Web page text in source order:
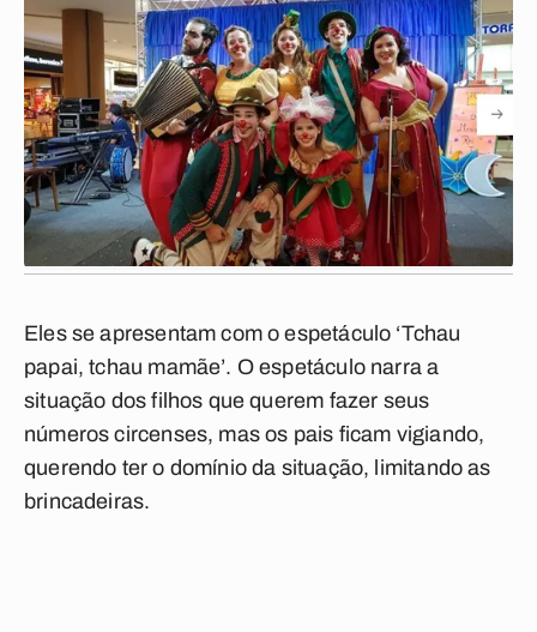
Eles se apresentam com o espetáculo ‘Tchau
papai, tchau mamãe’. O espetáculo narra a
situação dos filhos que querem fazer seus
números circenses, mas os pais ficam vigiando,
querendo ter o domínio da situação, limitando as
brincadeiras.